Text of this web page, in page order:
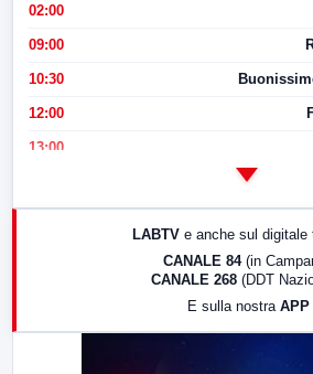
02:00
09:00
10:30
12:00
13:00
17:00
LABTV e anche sul digitale
CANALE 84 (in
CANALE 268 (DDT
E sulla nostra APP